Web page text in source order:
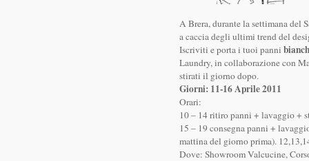
A Brera, durante la settimana del
a caccia degli ultimi trend del
Iscriviti e porta i tuoi panni
Laundry, in collaborazione con
stirati il giorno dopo.
Giorni: 11-16 Aprile 2011
Orari:
10 – 14 ritiro panni + lavaggio +
15 – 19 consegna panni +
mattina del giorno prima).
Dove: Showroom Valcucine,